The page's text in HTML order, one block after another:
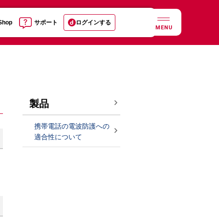
サポート ログインする
MENU
製品
携帯電話の電波防護への
適合性について